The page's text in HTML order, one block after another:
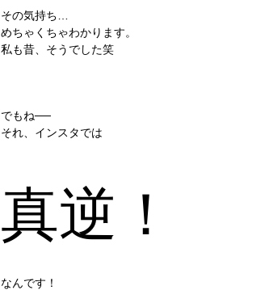
その気持ち…
めちゃくちゃわかります。
私も昔、そうでした笑
でもね──
それ、インスタでは
真逆！
なんです！